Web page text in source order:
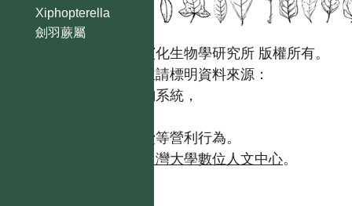
Xiphopterella
劍羽蕨屬
國立台灣大學生態學與演化生物學研究所 版權所有。
歡迎引用本網站資料，並請標明資料來源：
【台灣植物資訊整合查詢系統，
且不得有收取資料查詢費等營利行為。
台灣大學數位人文中心。